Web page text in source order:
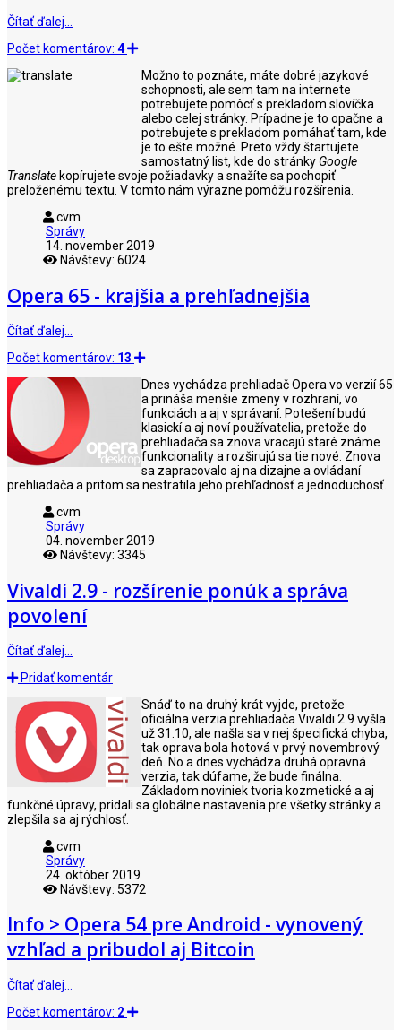
Čítať ďalej…
Počet komentárov: 4
Možno to poznáte, máte dobré jazykové
schopnosti, ale sem tam na internete
potrebujete pomôcť s prekladom slovíčka
alebo celej stránky. Prípadne je to opačne a
potrebujete s prekladom pomáhať tam, kde
je to ešte možné. Preto vždy štartujete
samostatný list, kde do stránky Google
Translate kopírujete svoje požiadavky a snažíte sa pochopiť
preloženému textu. V tomto nám výrazne pomôžu rozšírenia.
cvm
Správy
14. november 2019
Návštevy: 6024
Opera 65 - krajšia a prehľadnejšia
Čítať ďalej…
Počet komentárov: 13
Dnes vychádza prehliadač Opera vo verzií 65
a prináša menšie zmeny v rozhraní, vo
funkciách a aj v správaní. Potešení budú
klasickí a aj noví používatelia, pretože do
prehliadača sa znova vracajú staré známe
funkcionality a rozširujú sa tie nové. Znova
sa zapracovalo aj na dizajne a ovládaní
prehliadača a pritom sa nestratila jeho prehľadnosť a jednoduchosť.
cvm
Správy
04. november 2019
Návštevy: 3345
Vivaldi 2.9 - rozšírenie ponúk a správa
povolení
Čítať ďalej…
Pridať komentár
Snáď to na druhý krát vyjde, pretože
oficiálna verzia prehliadača Vivaldi 2.9 vyšla
už 31.10, ale našla sa v nej špecifická chyba,
tak oprava bola hotová v prvý novembrový
deň. No a dnes vychádza druhá opravná
verzia, tak dúfame, že bude finálna.
Základom noviniek tvoria kozmetické a aj
funkčné úpravy, pridali sa globálne nastavenia pre všetky stránky a
zlepšila sa aj rýchlosť.
cvm
Správy
24. október 2019
Návštevy: 5372
Info > Opera 54 pre Android - vynovený
vzhľad a pribudol aj Bitcoin
Čítať ďalej…
Počet komentárov: 2